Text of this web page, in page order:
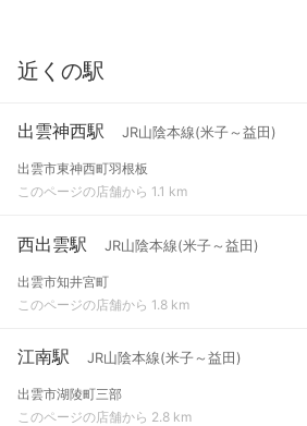
近くの駅
出雲神西駅 JR山陰本線(米子～益田)
出雲市東神西町羽根板
このページの店舗から 1.1 km
西出雲駅 JR山陰本線(米子～益田)
出雲市知井宮町
このページの店舗から 1.8 km
江南駅 JR山陰本線(米子～益田)
出雲市湖陵町三部
このページの店舗から 2.8 km